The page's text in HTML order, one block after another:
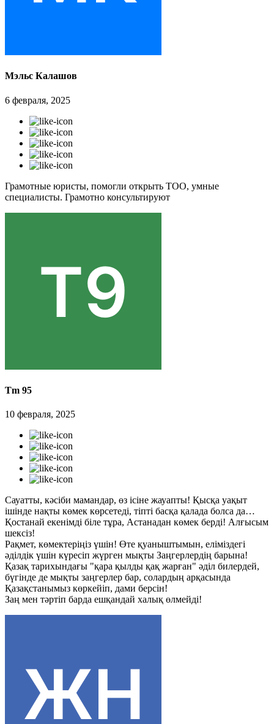
Мэльс Калашов
6 февраля, 2025
Грамотные юристы, помогли открыть ТОО, умные
специалисты. Грамотно консультируют
Tm 95
10 февраля, 2025
Сауатты, кәсіби мамандар, өз ісіне жауапты! Қысқа уақыт
ішінде нақты көмек көрсетеді, тіпті басқа қалада болса да…
Қостанай екенімді біле тұра, Астанадан көмек берді! Алғысым
шексіз!
Рақмет, көмектеріңіз үшін! Өте қуаныштымын, еліміздегі
әділдік үшін күресіп жүрген мықты Заңгерлердің барына!
Қазақ тарихындағы "қара қылды қақ жарған" әділ билердей,
бүгінде де мықты заңгерлер бар, солардың арқасында
Қазақстанымыз көркейіп, дами берсін!
Заң мен тәртіп барда ешқандай халық өлмейді!